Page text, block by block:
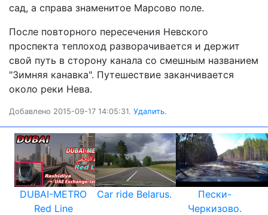
сад, а справа знаменитое Марсово поле.
После повторного пересечения Невского
проспекта теплоход разворачивается и держит
свой путь в сторону канала со смешным названием
"Зимняя канавка". Путешествие заканчивается
около реки Нева.
Добавлено 2015-09-17 14:05:31. Удалить.
DUBAI-METRO
Red Line
Car ride Belarus.
Пески-
Черкизово.